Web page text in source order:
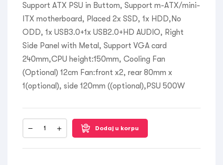
Support ATX PSU in Buttom, Support m-ATX/mini-
ITX motherboard, Placed 2x SSD, 1x HDD,No
ODD, 1x USB3.0+1x USB2.0+HD AUDIO, Right
Side Panel with Metal, Support VGA card
240mm,CPU height:150mm, Cooling Fan
(Optional) 12cm Fan:front x2, rear 80mm x
1(optional), side 120mm ((optional),PSU 500W
Dodaj u korpu